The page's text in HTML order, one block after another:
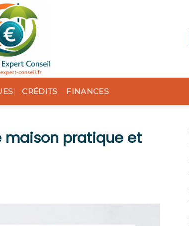
CRÉDITS FINANCES
maison pratique et